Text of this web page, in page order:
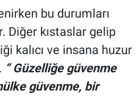
bu durumları
Diğer kıstaslar gelip
kalıcı ve insana huzur
“ Güzelliğe güvenme
güvenme, bir